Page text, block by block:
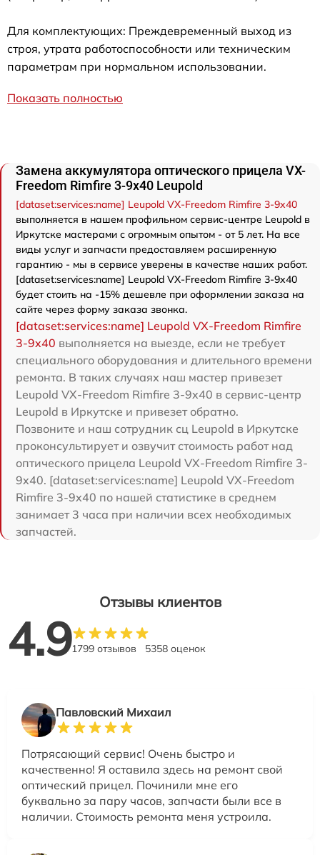
Для комплектующих: Преждевременный выход из
строя, утрата работоспособности или техническим
параметрам при нормальном использовании.
Показать полностью
Замена аккумулятора оптического прицела VX-
Freedom Rimfire 3-9x40 Leupold
[dataset:services:name] Leupold VX-Freedom Rimfire 3-9x40
выполняется в нашем профильном сервис-центре Leupold в
Иркутске мастерами с огромным опытом - от 5 лет. На все
виды услуг и запчасти предоставляем расширенную
гарантию - мы в сервисе уверены в качестве наших работ.
[dataset:services:name] Leupold VX-Freedom Rimfire 3-9x40
будет стоить на -15% дешевле при оформлении заказа на
сайте через форму заказа звонка.
[dataset:services:name] Leupold VX-Freedom Rimfire
3-9x40 выполняется на выезде, если не требует
специального оборудования и длительного времени
ремонта. В таких случаях наш мастер привезет
Leupold VX-Freedom Rimfire 3-9x40 в сервис-центр
Leupold в Иркутске и привезет обратно.
Позвоните и наш сотрудник сц Leupold в Иркутске
проконсультирует и озвучит стоимость работ над
оптического прицела Leupold VX-Freedom Rimfire 3-
9x40. [dataset:services:name] Leupold VX-Freedom
Rimfire 3-9x40 по нашей статистике в среднем
занимает 3 часа при наличии всех необходимых
запчастей.
Отзывы клиентов
4.91799 отзывов 5358 оценок
Павловский Михаил
Потрясающий сервис! Очень быстро и
качественно! Я оставила здесь на ремонт свой
оптический прицел. Починили мне его
буквально за пару часов, запчасти были все в
наличии. Стоимость ремонта меня устроила.